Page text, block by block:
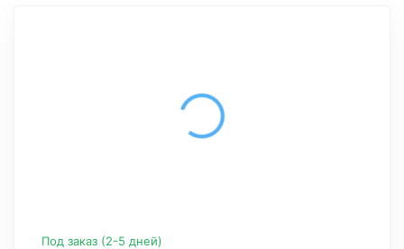
Под заказ (2-5 дней)